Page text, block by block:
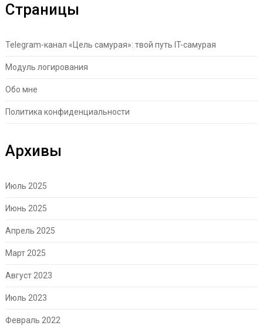
Страницы
Telegram-канал «Цель самурая»: твой путь IT-самурая
Модуль логирования
Обо мне
Политика конфиденциальности
Архивы
Июль 2025
Июнь 2025
Апрель 2025
Март 2025
Август 2023
Июль 2023
Февраль 2022